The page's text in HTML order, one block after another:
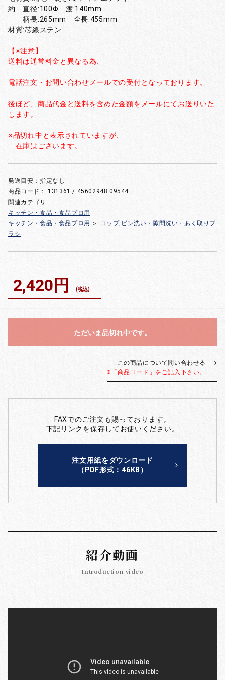
約 直径:100Φ 渡:140mm
柄長:265mm 全長:455mm
材質:芯線ステン
【※注意】
送料は通常料金と異なる為、
電話注文・お問い合わせメールでの受付となっております。
後ほど、商品代金と送料を含めた金額をメールにてお送りいた
します。
※品切れ中と表示されていますが、
在庫はございます。
発送目安：指定なし
商品コード：131361 / 45602948 09544
関連カテゴリ :
キッチン・食品・食品プロ用
キッチン・食品・食品プロ用
＞
コップ,ビン洗い・隙間洗い・あく取りブ
ラシ
2,420円 (税込)
ただいま品切れ中です。
この商品について問い合わせる
※「商品コード」をご記入下さい。
FAXでのご注文も賜っております。
下記リンクを保存してお使いください。
注文用紙をダウンロード
（PDF形式：46KB）
紹介動画
Introduction video